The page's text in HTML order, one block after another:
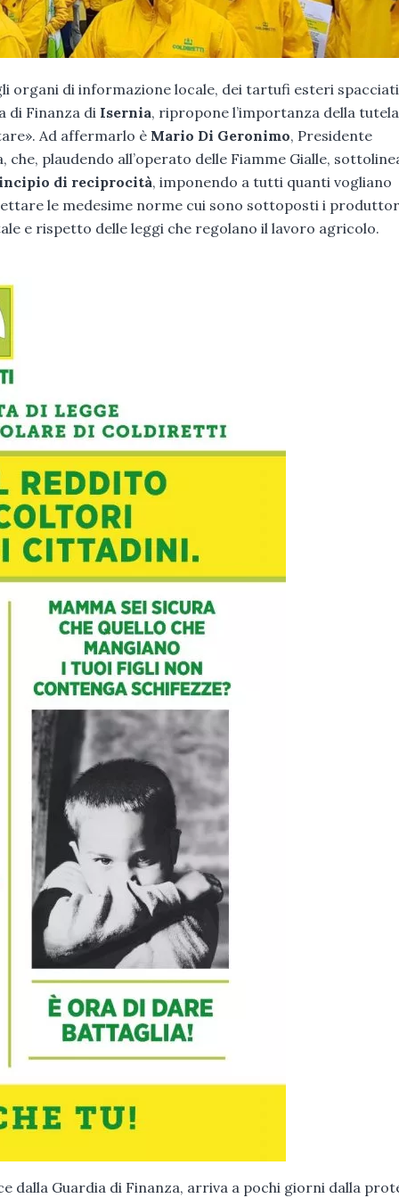
organi di informazione locale, dei tartufi esteri
di Finanza di Isernia, ripropone l’importanza della
Ad affermarlo è Mario Di Geronimo, Presidente
plaudendo all’operato delle Fiamme Gialle,
di reciprocità, imponendo a tutti quanti vogliano
le medesime norme cui sono sottoposti i
e rispetto delle leggi che regolano il lavoro agricolo.
dalla Guardia di Finanza, arriva a pochi giorni dalla